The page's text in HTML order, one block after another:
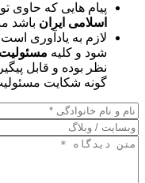
پیام هایی که حاوی
اسلامی ایران باشد
لازم به یادآوری
شود و کلیه
نظر بوده و قابل
گونه شکایت